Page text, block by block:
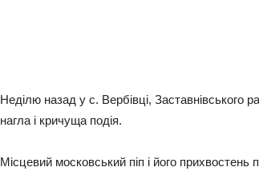
Неділю назад у с. Вербівці, Заставнівського
нагла і кричуща подія.
Місцевий московський піп і його